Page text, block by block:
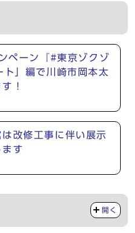
ペーン『#東京ゾクゾ
」編で川崎市岡本太
！
改修工事に伴い展示
す
開く